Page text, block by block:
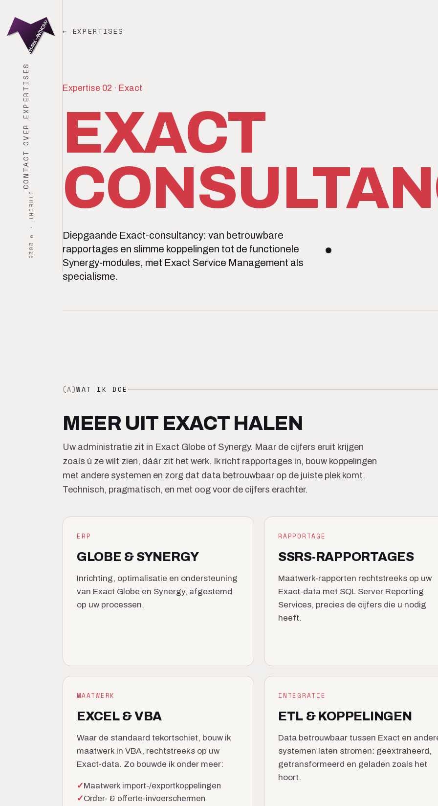
EXPERTISES
OVER
CONTACT
UTRECHT · ©2026
← EXPERTISES
Expertise 02 · Exact
EXACT
Diepgaande Exact-consultancy: van betrouwbare
rapportages en slimme koppelingen tot de functionele
Synergy-modules, met Exact Service Management als
specialisme.
(A)WAT IK DOE
MEER UIT EXACT HALEN
Uw administratie zit in Exact Globe of Synergy. Maar de cijfers eruit krijgen
zoals ú ze wilt zien, dáár zit het werk. Ik richt rapportages in, bouw koppelingen
met andere systemen en zorg dat data betrouwbaar op de juiste plek komt.
Technisch, pragmatisch, en met oog voor de cijfers erachter.
ERP
GLOBE & SYNERGY
Inrichting, optimalisatie en ondersteuning
van Exact Globe en Synergy, afgestemd
op uw processen.
RAPPORTAGE
SSRS-RAPPORTAGES
Maatwerk-rapporten rechtstreeks op uw
Exact-data met SQL Server Reporting
Services, precies de cijfers die u nodig
heeft.
MAATWERK
EXCEL & VBA
Waar de standaard tekortschiet, bouw ik
maatwerk in VBA, rechtstreeks op uw
Exact-data. Zo bouwde ik onder meer:
Maatwerk import-/exportkoppelingen
Order- & offerte-invoerschermen
INTEGRATIE
ETL & KOPPELINGEN
Data betrouwbaar tussen Exact en
systemen laten stromen: geëxtraheerd,
getransformeerd en geladen zoals het
hoort.